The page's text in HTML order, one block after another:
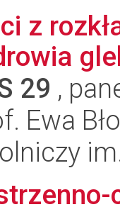
z
29 ,
Ewa